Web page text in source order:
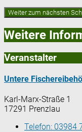
Weitere
Veranstalter
Untere
Karl-Marx-Straße 1
17291 Prenzlau
Telefon: 03984